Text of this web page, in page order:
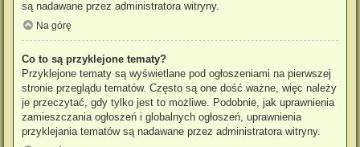
są nadawane przez administratora witryny.
Na górę
Co to są przyklejone tematy?
Przyklejone tematy są wyświetlane pod ogłoszeniami na pierwszej
stronie przeglądu tematów. Często są one dość ważne, więc należy
je przeczytać, gdy tylko jest to możliwe. Podobnie, jak uprawnienia
zamieszczania ogłoszeń i globalnych ogłoszeń, uprawnienia
przyklejania tematów są nadawane przez administratora witryny.